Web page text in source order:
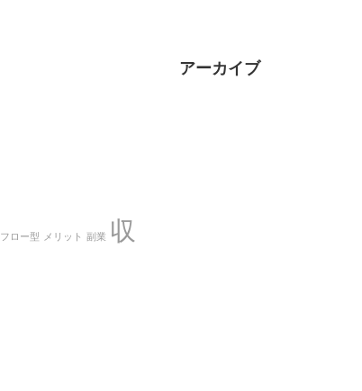
フロー型 メリット 副業 収
アーカイブ